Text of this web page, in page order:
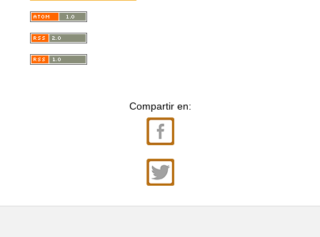
Compartir en: